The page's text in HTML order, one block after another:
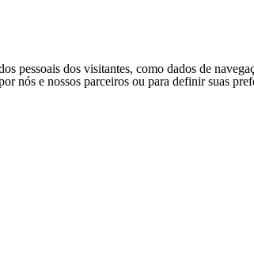
pessoais dos visitantes, como dados de
nós e nossos parceiros ou para definir suas